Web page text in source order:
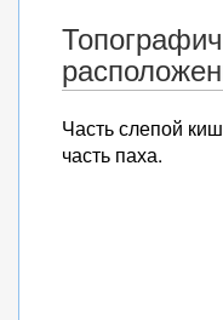
Часть слепой
часть паха.